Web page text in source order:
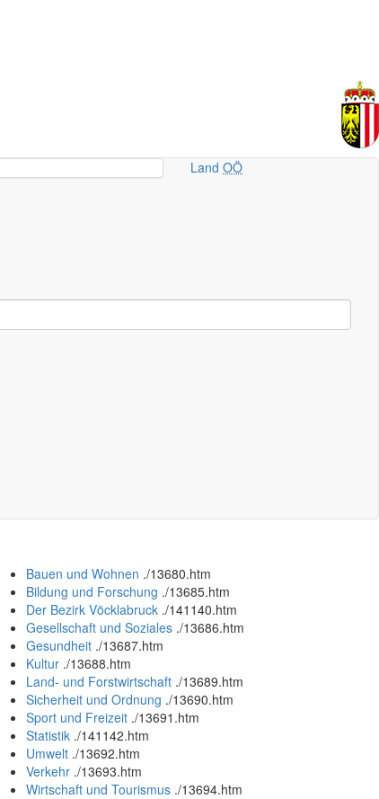
LandOÖ
Bauen und Wohnen ./13680.htm
Bildung und Forschung ./13685.htm
Der Bezirk Vöcklabruck ./141140.htm
Gesellschaft und Soziales ./13686.htm
Gesundheit ./13687.htm
Kultur ./13688.htm
Land- und Forstwirtschaft ./13689.htm
Sicherheit und Ordnung ./13690.htm
Sport und Freizeit ./13691.htm
Statistik ./141142.htm
Umwelt ./13692.htm
Verkehr ./13693.htm
Wirtschaft und Tourismus ./13694.htm